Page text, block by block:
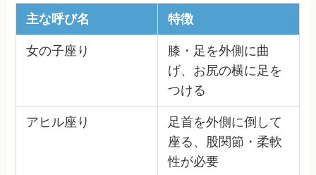
主な呼び名 特徴
女の子座り
膝・足を外側に曲
げ、お尻の横に足を
つける
アヒル座り
足首を外側に倒して
座る、股関節・柔軟
性が必要